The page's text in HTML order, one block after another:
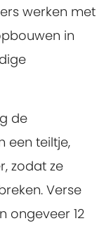
werken met
in
de
een teiltje,
zodat ze
Verse
ongeveer 12